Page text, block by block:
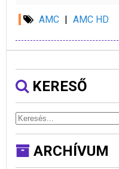
AMC | AMC HD
KERESŐ
ARCHÍVUM